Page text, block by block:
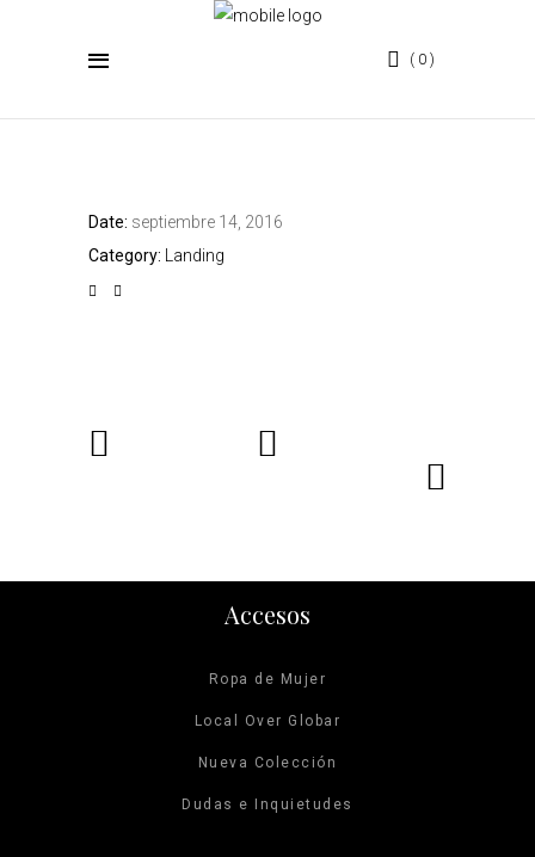
0
Date: septiembre 14, 2016
Category: Landing
Accesos
Ropa de Mujer
Local Over Globar
Nueva Colección
Dudas e Inquietudes